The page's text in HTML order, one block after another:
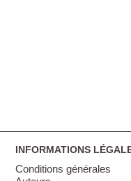
INFORMATIONS
Conditions générales